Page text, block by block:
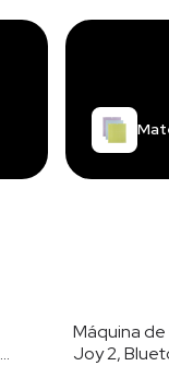
Máquina
Joy 2,